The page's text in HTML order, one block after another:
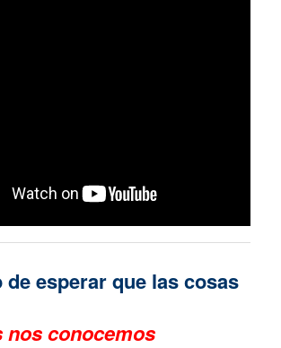
de esperar que las cosas
nos conocemos